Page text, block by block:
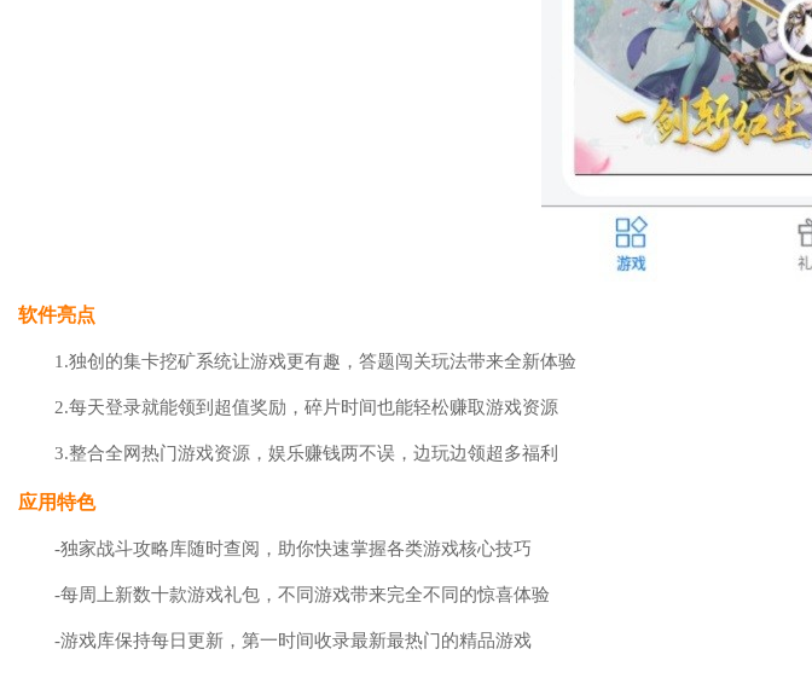
软件亮点
1.独创的集卡挖矿系统让游戏更有趣，答题闯关玩法带来全新体验
2.每天登录就能领到超值奖励，碎片时间也能轻松赚取游戏资源
3.整合全网热门游戏资源，娱乐赚钱两不误，边玩边领超多福利
应用特色
-独家战斗攻略库随时查阅，助你快速掌握各类游戏核心技巧
-每周上新数十款游戏礼包，不同游戏带来完全不同的惊喜体验
-游戏库保持每日更新，第一时间收录最新最热门的精品游戏